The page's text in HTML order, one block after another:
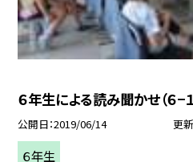
６年生による読み聞かせ（６−１
公開日 2019/06/14 更
６年生